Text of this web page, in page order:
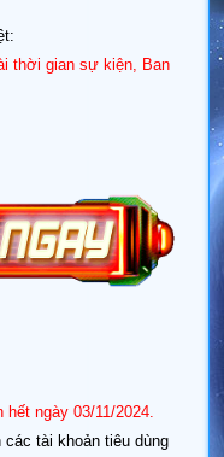
thời gian sự kiện, Ban
ngày 03/11 /2024.
tài khoản tiêu dùng